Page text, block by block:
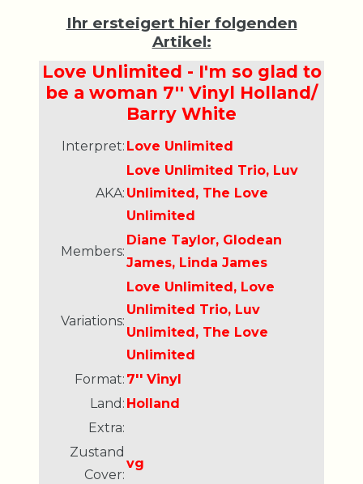
Ihr ersteigert hier folgenden
Artikel:
Love Unlimited - I'm so glad to
be a woman 7'' Vinyl Holland/
Barry White
Interpret: Love Unlimited
AKA:
Love Unlimited Trio, Luv
Unlimited, The Love
Unlimited
Members:
Diane Taylor, Glodean
James, Linda James
Variations:
Love Unlimited, Love
Unlimited Trio, Luv
Unlimited, The Love
Unlimited
Format: 7'' Vinyl
Land: Holland
Extra:
Zustand
Cover:
vg